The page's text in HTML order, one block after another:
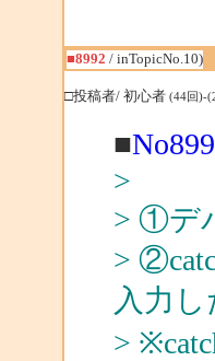
■8992 / inTopicNo.10)
□投稿者/ 初心者 (44回)-
■
>
> ①デ
>
入力
>